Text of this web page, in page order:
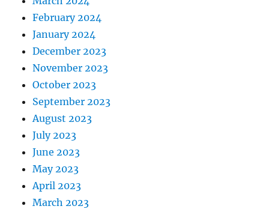
February 2024
January 2024
December 2023
November 2023
October 2023
September 2023
August 2023
July 2023
June 2023
May 2023
April 2023
March 2023